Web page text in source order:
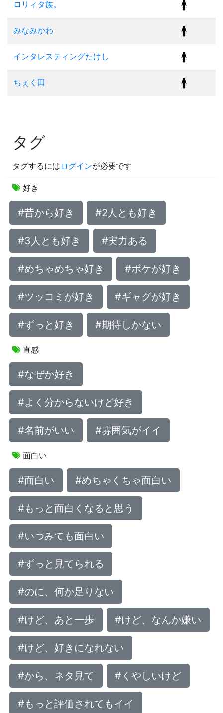
ロリィタ族。
みなみかわ
インタレスティングたけし
ちぇく田
タグ
タグするには ログインが必要です
好き
#昔から好き #2人とも好き
#3人とも好き #実力ある
#めちゃめちゃ好き #ボケが好き
#ツッコミが好き #ギャグが好き
#ずっと好き #期待しかない
直感
#なぜか好き
#よく分からないけど好き
#名前がいい #雰囲気がイイ
面白い
#面白い #めちゃくちゃ面白い
#もっと面白くなると思う
#いつみても面白い
#ずっと見てられる
#のに、何か足りない
#けど、あと一歩 #けど、なんか嫌い
#けど、好きになれない
#から、ネタ見て #くやしいけど
#もっと評価されてもイイ